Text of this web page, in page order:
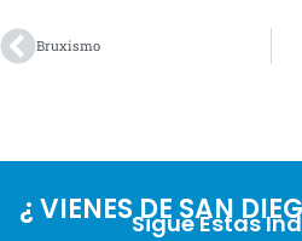
Bruxismo
¿ VIENES DE SAN
Sigue Estas